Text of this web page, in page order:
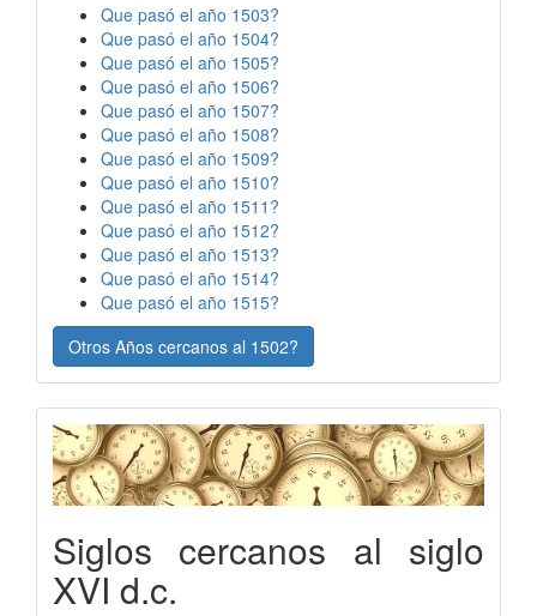
Que pasó el año 1503?
Que pasó el año 1504?
Que pasó el año 1505?
Que pasó el año 1506?
Que pasó el año 1507?
Que pasó el año 1508?
Que pasó el año 1509?
Que pasó el año 1510?
Que pasó el año 1511?
Que pasó el año 1512?
Que pasó el año 1513?
Que pasó el año 1514?
Que pasó el año 1515?
Otros Años cercanos al 1502?
Siglos cercanos al siglo
XVI d.c.